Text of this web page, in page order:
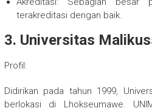
terakreditasi dengan baik.
3. Universitas
Profil:
Didirikan pada tahun 1999,
berlokasi di Lhokseumawe.